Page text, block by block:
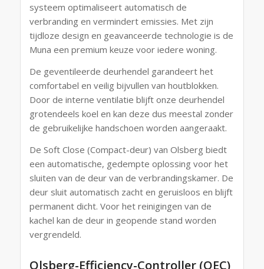
systeem optimaliseert automatisch de
verbranding en vermindert emissies. Met zijn
tijdloze design en geavanceerde technologie is de
Muna een premium keuze voor iedere woning.
De geventileerde deurhendel garandeert het
comfortabel en veilig bijvullen van houtblokken.
Door de interne ventilatie blijft onze deurhendel
grotendeels koel en kan deze dus meestal zonder
de gebruikelijke handschoen worden aangeraakt.
De Soft Close (Compact-deur) van Olsberg biedt
een automatische, gedempte oplossing voor het
sluiten van de deur van de verbrandingskamer. De
deur sluit automatisch zacht en geruisloos en blijft
permanent dicht. Voor het reinigingen van de
kachel kan de deur in geopende stand worden
vergrendeld.
Olsberg-Efficiency-Controller (OEC)